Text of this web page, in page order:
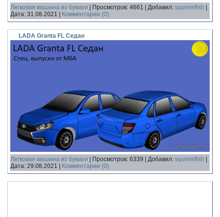
Легковая машина из бумаги | Просмотров: 4661 | Добавил: squirrelfish |
Дата: 31.08.2021 | Комментарии (0)
LADA Granta FL Седан
Легковая машина из бумаги Просмотров: 6339 Добавил: squirrelfish
Дата: 29.08.2021 Комментарии (0)